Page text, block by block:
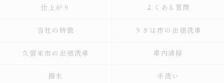
仕上がり よくある質問
当社の特徴 うきは市の出張洗車
久留米市の出張洗車 車内清掃
撥水 手洗い